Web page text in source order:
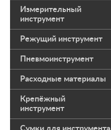
Измерительный
инструмент
Режущий инструмент
Пневмоинструмент
Расходные материалы
Крепёжный
инструмент